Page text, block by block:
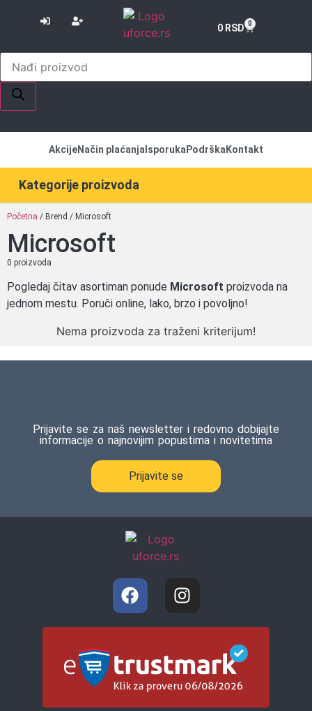
0 RSD 0
Kategorije proizvoda
AkcijeNačin plaćanja Isporuka Podrška Kontakt
Početna / Brend / Microsoft
Microsoft
0 proizvoda
Pogledaj čitav asortiman ponude Microsoft proizvoda na
jednom mestu. Poruči online, lako, brzo i povoljno!
Nema proizvoda za traženi kriterijum!
Prijavite se za naš newsletter i redovno dobijajte
informacije o najnovijim popustima i novitetima
Prijavite se